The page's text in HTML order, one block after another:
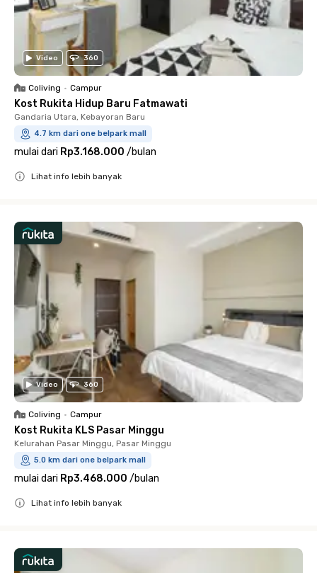
Video 360
Coliving • Campur
Kost Rukita Hidup Baru Fatmawati
Gandaria Utara, Kebayoran Baru
4.7 km dari one belpark mall
mulai dari Rp3.168.000 /bulan
Lihat info lebih banyak
Video 360
Coliving • Campur
Kost Rukita KLS Pasar Minggu
Kelurahan Pasar Minggu, Pasar Minggu
5.0 km dari one belpark mall
mulai dari Rp3.468.000 /bulan
Lihat info lebih banyak